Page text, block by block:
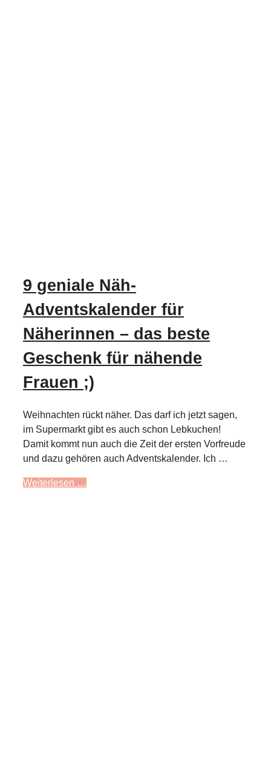
9 geniale Näh-
Adventskalender für
Näherinnen – das beste
Geschenk für nähende
Frauen ;)
Weihnachten rückt näher. Das darf ich jetzt sagen,
im Supermarkt gibt es auch schon Lebkuchen!
Damit kommt nun auch die Zeit der ersten Vorfreude
und dazu gehören auch Adventskalender. Ich …
Weiterlesen …